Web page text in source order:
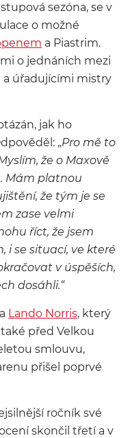
sezóna, se v
o možné
a Piastrim.
o jednáních mezi
a úřadujícími mistry
jak ho
„Pro mě to
že o Maxově
Mám platnou
že tým je se
zase velmi
říct, že jsem
i se situací, ve které
v úspěších,
dosáhli.“
Lando Norris, který
před Velkou
smlouvu,
přišel poprvé
ročník své
skončil třetí a v